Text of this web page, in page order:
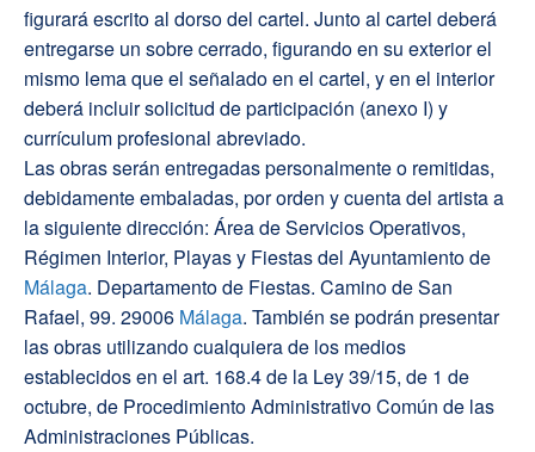
figurará escrito al dorso del cartel. Junto al cartel deberá
entregarse un sobre cerrado, figurando en su exterior el
mismo lema que el señalado en el cartel, y en el interior
deberá incluir solicitud de participación (anexo I) y
currículum profesional abreviado.
Las obras serán entregadas personalmente o remitidas,
debidamente embaladas, por orden y cuenta del artista a
la siguiente dirección: Área de Servicios Operativos,
Régimen Interior, Playas y Fiestas del Ayuntamiento de
Málaga. Departamento de Fiestas. Camino de San
Rafael, 99. 29006 Málaga. También se podrán presentar
las obras utilizando cualquiera de los medios
establecidos en el art. 168.4 de la Ley 39/15, de 1 de
octubre, de Procedimiento Administrativo Común de las
Administraciones Públicas.